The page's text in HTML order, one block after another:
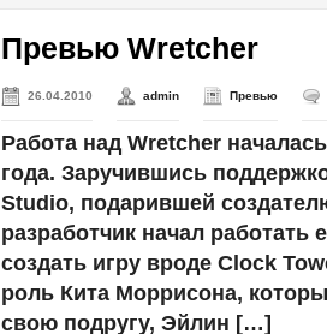
Превью Wretcher
26.04.2010 admin Превью
Работа над Wretcher
года. Заручившись
Studio, подарившей
разработчик начал работать
создать игру вроде Clock
роль Кита Моррисона,
свою подругу, Эйлин […]